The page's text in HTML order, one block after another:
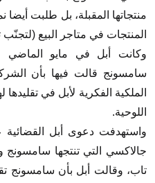
منتجاتها المقبلة، بل طلبت أيضا
المنتجات في متاجر البيع (لتجنّب
وكانت أبل في مايو
سامسونج قالت فيها بأن
الملكية الفكرية لأبل في
اللوحية.
واستهدفت دعوى أبل
جالاكسي التي تنتجها سامسونج
تاب، وقالت أبل بأن سامسونج